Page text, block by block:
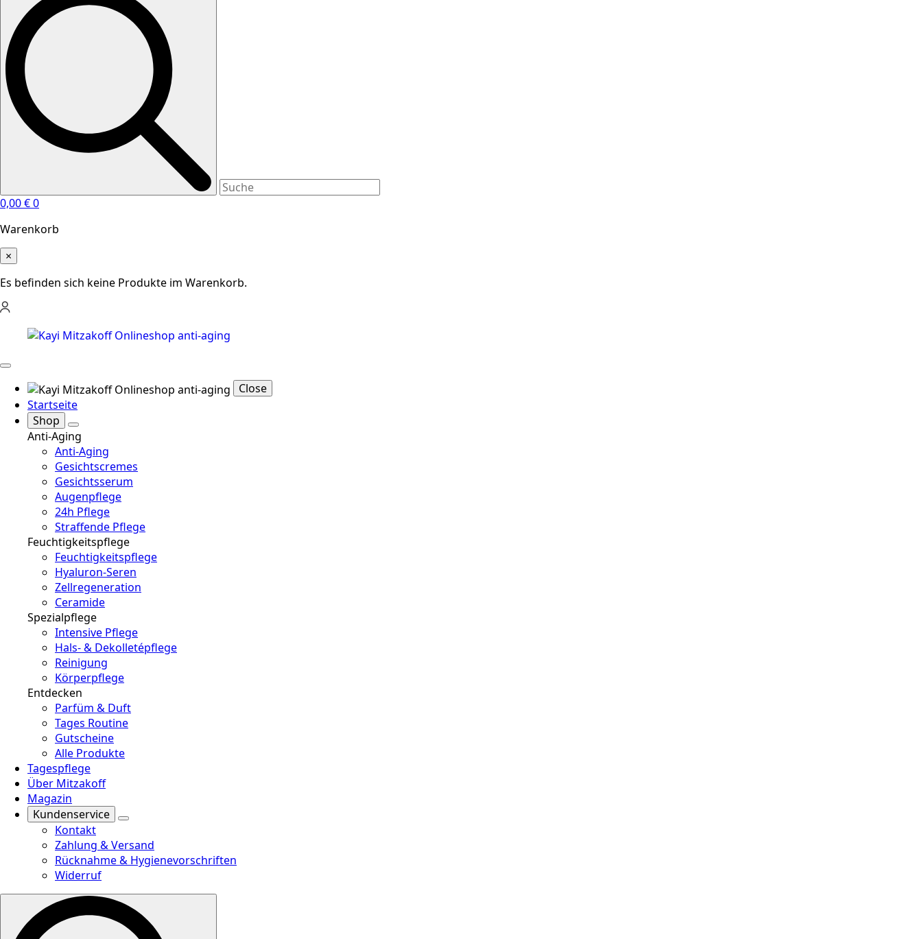
0,00€0
Warenkorb
×
Es befinden sich keine Produkte im Warenkorb.
Close
Startseite
Shop
Anti-Aging
Anti-Aging
Gesichtscremes
Gesichtsserum
Augenpflege
24h Pflege
Straffende Pflege
Feuchtigkeitspflege
Feuchtigkeitspflege
Hyaluron-Seren
Zellregeneration
Ceramide
Spezialpflege
Intensive Pflege
Hals- & Dekolletépflege
Reinigung
Körperpflege
Entdecken
Parfüm & Duft
Tages Routine
Gutscheine
Alle Produkte
Tagespflege
Über Mitzakoff
Magazin
Kundenservice
Kontakt
Zahlung & Versand
Rücknahme & Hygienevorschriften
Widerruf